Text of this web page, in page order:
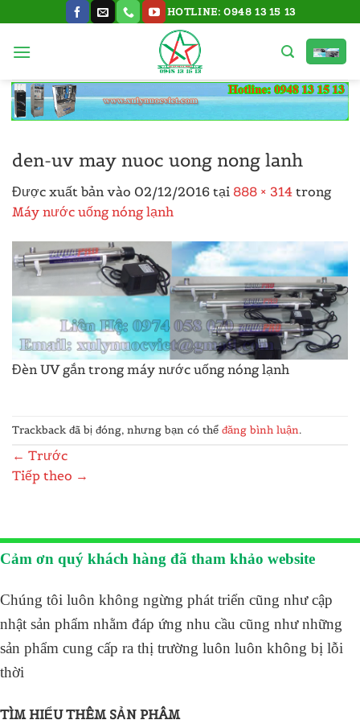
nội
HOTLINE: 0948 13 15 13
den-uv may nuoc uong nong lanh
Được xuất bản vào 02/12/2016 tại 888 × 314 trong
Máy nước uống nóng lạnh
Đèn UV gắn trong máy nước uống nóng lạnh
Trackback đã bị đóng, nhưng bạn có thể đăng bình luận.
← Trước
Tiếp theo →
Cảm ơn quý khách hàng đã tham khảo website
Chúng tôi luôn không ngừng phát triển cũng như cập
nhật sản phẩm nhằm đáp ứng nhu cầu cũng như những
sản phẩm cung cấp ra thị trường luôn luôn không bị lỗi
thời
TÌM HIỂU THÊM SẢN PHÂM